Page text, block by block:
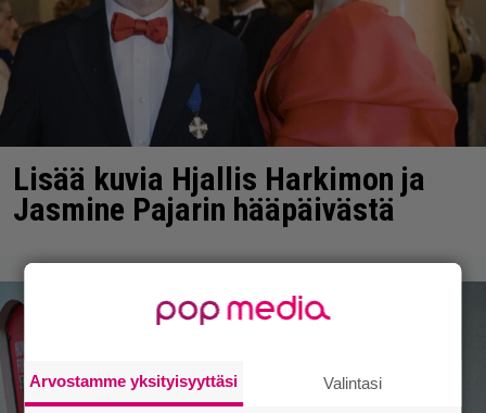
Lisää kuvia Hjallis Harkimon ja
Jasmine Pajarin hääpäivästä
Arvostamme yksityisyyttäsi Valintasi